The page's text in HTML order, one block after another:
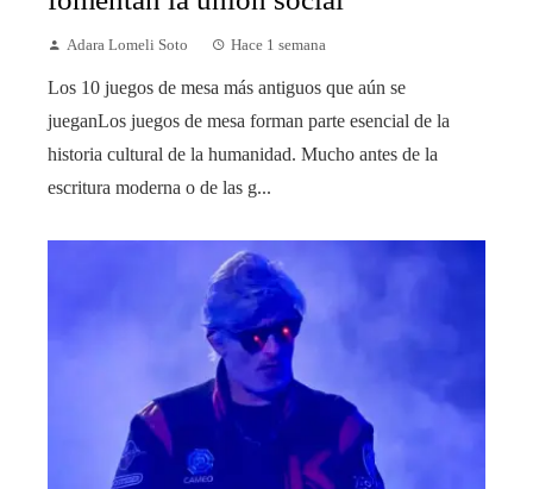
Adara Lomeli Soto Hace 1 semana
Los 10 juegos de mesa más antiguos que aún se
jueganLos juegos de mesa forman parte esencial de la
historia cultural de la humanidad. Mucho antes de la
escritura moderna o de las g...